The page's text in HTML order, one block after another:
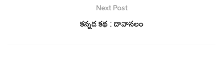
Next Post
కన్నడ కథ : దావానలం